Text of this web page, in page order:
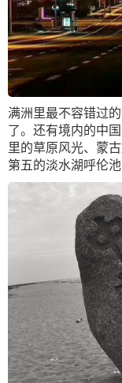
满洲里最不容错过
了。还有境内的中
里的草原风光、蒙
第五的淡水湖呼伦